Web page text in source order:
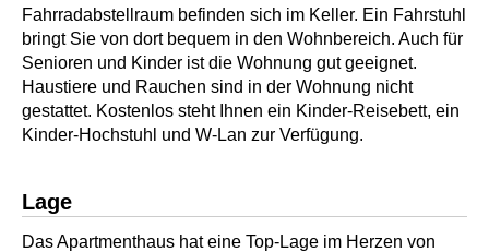
Fahrradabstellraum befinden sich im Keller. Ein Fahrstuhl
bringt Sie von dort bequem in den Wohnbereich. Auch für
Senioren und Kinder ist die Wohnung gut geeignet.
Haustiere und Rauchen sind in der Wohnung nicht
gestattet. Kostenlos steht Ihnen ein Kinder-Reisebett, ein
Kinder-Hochstuhl und W-Lan zur Verfügung.
Lage
Das Apartmenthaus hat eine Top-Lage im Herzen von